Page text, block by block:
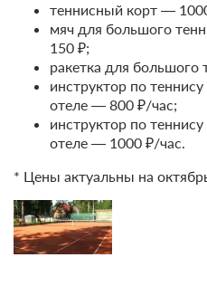
теннисный корт —
мяч для большого
150 ₽;
ракетка для
инструктор по
отеле — 800 ₽/час;
инструктор по
отеле — 1000 ₽/час.
* Цены актуальны на